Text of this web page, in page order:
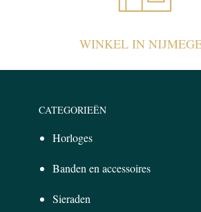
WINKEL IN
CATEGORIEËN
Horloges
Banden en accessoires
Sieraden